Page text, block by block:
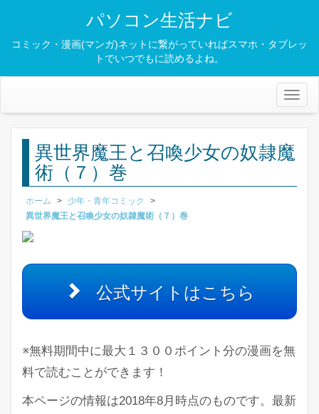
パソコン生活ナビ
コミック・漫画(マンガ)ネットに繋がっていればスマホ・タブレッ
トでいつでもに読めるよね。
異世界魔王と召喚少女の奴隷魔
術（７）巻
ホーム > 少年・青年コミック
>
異世界魔王と召喚少女の奴隷魔術（７）巻
公式サイトはこちら
※無料期間中に最大１３００ポイント分の漫画を無
料で読むことができます！
本ページの情報は2018年8月時点のものです。最新